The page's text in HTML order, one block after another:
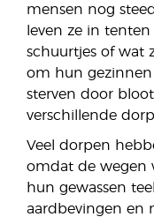
mensen nog
leven ze in
schuurtjes of wat
om hun
sterven door
verschillende
Veel dorpen
omdat de wegen
hun gewassen
aardbevingen en